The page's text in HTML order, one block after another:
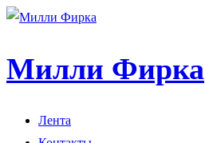
Милли Фирка
Лента